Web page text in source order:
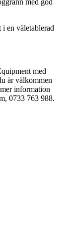
med god
en väletablerad
med
är välkommen
information
0733 763 988.